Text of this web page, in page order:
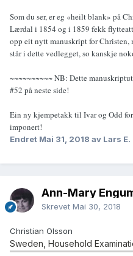
Som du ser, er eg «heilt blank» på
Lærdal i 1854 og i 1859 fekk
opp eit nytt manuskript for Christen,
står i dette vedlegget, so kanskje
~~~~~~~~~~ NB: Dette
#52 på neste side!
Ein ny kjempetakk til Ivar og Odd
imponert!
Endret Mai 31, 2018 av Lars
Ann-Mary
Skrevet Mai 30, 2018
Christian Olsson
Sweden, Household